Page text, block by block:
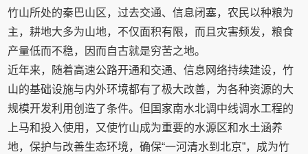
竹山所处的秦巴山区，过去交通、信息闭塞，农民以种粮为
主，耕地大多为山地，不仅面积有限，而且灾害频发，粮食
产量低而不稳，因而自古就是穷苦之地。
近年来，随着高速公路开通和交通、信息网络持续建设，竹
山的基础设施与内外环境都有了极大改善，为各种资源的大
规模开发利用创造了条件。但国家南水北调中线调水工程的
上马和投入使用，又使竹山成为重要的水源区和水土涵养
地，保护与改善生态环境，确保“一河清水到北京”，成为竹